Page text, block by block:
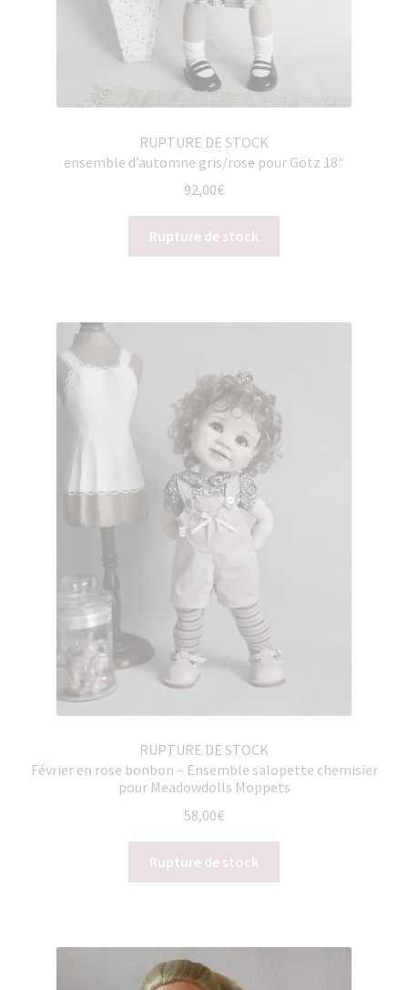
RUPTURE DE STOCK
ensemble d’automne gris/rose pour Götz 18″
92,00€
Rupture de stock
RUPTURE DE STOCK
Février en rose bonbon – Ensemble salopette chemisier
pour Meadowdolls Moppets
58,00€
Rupture de stock